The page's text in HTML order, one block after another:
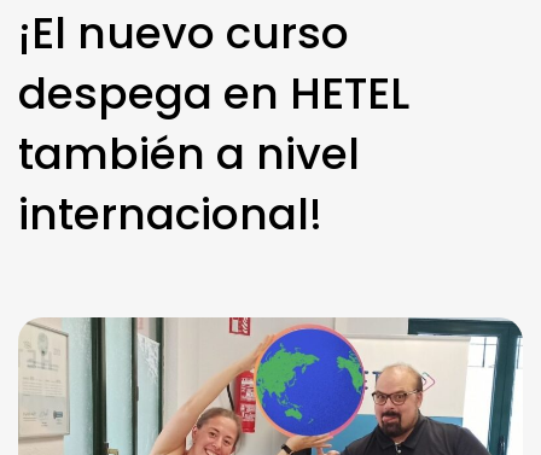
¡El nuevo curso
despega en HETEL
también a nivel
internacional!